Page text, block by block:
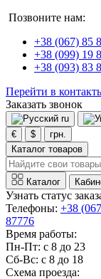
Позвоните нам:
+38 (067) 85
+38 (099) 19
+38 (093) 83
Перейти в
Заказать звонок
ru
€
$
грн.
Каталог товаров
Каталог
Узнать статус
Телефоны: +38
87776
Время работы:
Пн-Пт: с 8 до 23
Сб-Вс: с 8 до 18
Схема проезда: